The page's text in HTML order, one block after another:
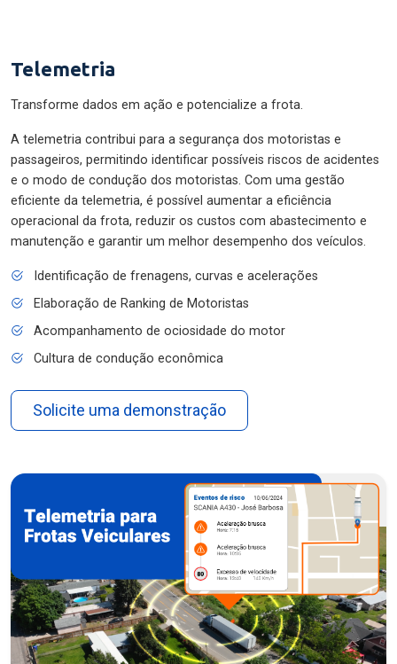
Telemetria
Transforme dados em ação e potencialize a frota.
A telemetria contribui para a segurança dos motoristas e
passageiros, permitindo identificar possíveis riscos de acidentes
e o modo de condução dos motoristas. Com uma gestão
eficiente da telemetria, é possível aumentar a eficiência
operacional da frota, reduzir os custos com abastecimento e
manutenção e garantir um melhor desempenho dos veículos.
Identificação de frenagens, curvas e acelerações
Elaboração de Ranking de Motoristas
Acompanhamento de ociosidade do motor
Cultura de condução econômica
Solicite uma demonstração